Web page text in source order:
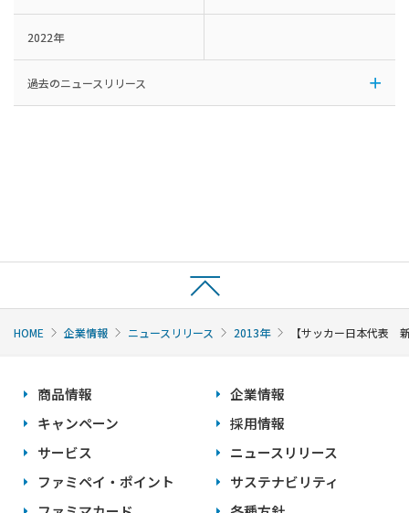
2022年
過去のニュースリリース
HOME 企業情報 ニュースリリース 2013年 【サッカー日本代表
商品情報
キャンペーン
サービス
ファミペイ・ポイント
企業情報
採用情報
ニュースリリース
サステナビリティ